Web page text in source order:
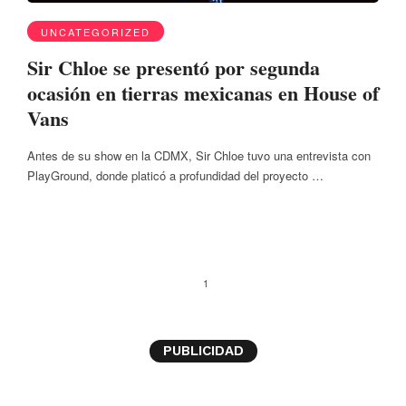
UNCATEGORIZED
Sir Chloe se presentó por segunda
ocasión en tierras mexicanas en House of
Vans
Antes de su show en la CDMX, Sir Chloe tuvo una entrevista con
PlayGround, donde platicó a profundidad del proyecto …
1
PUBLICIDAD